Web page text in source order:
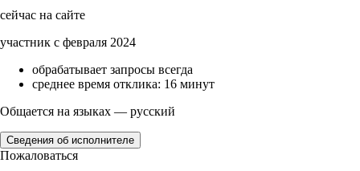
сейчас на сайте
участник с февраля 2024
обрабатывает запросы всегда
среднее время отклика: 16 минут
Общается на языках — русский
Сведения об исполнителе
Пожаловаться